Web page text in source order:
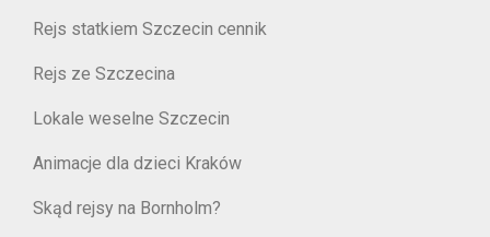
Rejs statkiem Szczecin cennik
Rejs ze Szczecina
Lokale weselne Szczecin
Animacje dla dzieci Kraków
Skąd rejsy na Bornholm?